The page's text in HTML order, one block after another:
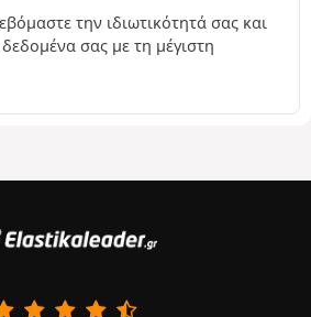
την ιδιωτικότητά σας και
σας με τη μέγιστη